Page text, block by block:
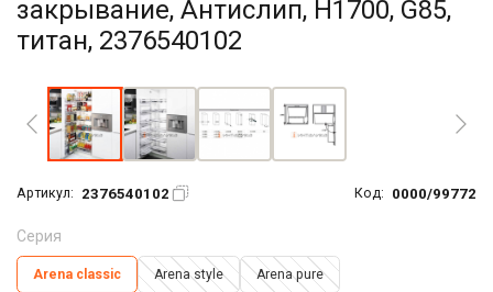
закрывание, Антислип, H1700, G85,
титан, 2376540102
Артикул: 2376540102 Код: 0000/99772
Серия
Arena classic Arena style Arena pure